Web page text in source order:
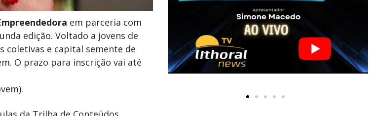
em parceria com
edição. Voltado a jovens de
coletivas e capital semente de
O prazo para inscrição vai até